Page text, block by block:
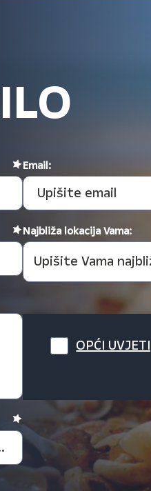
Email:
Najbliža lokacija Vama:
OPĆI UVJETI